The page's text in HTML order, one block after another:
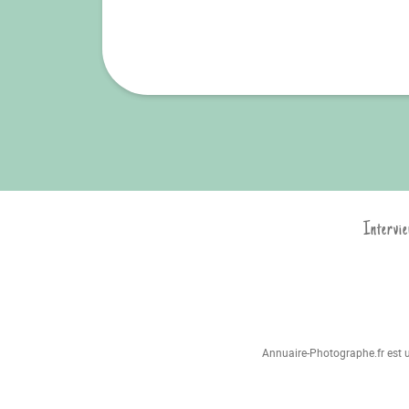
Annuaire-Photographe.fr est